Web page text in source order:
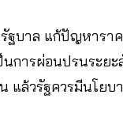
ฐบาล แก้ปัญหารา
นการผ่อนปรนระย
แล้วรัฐควรมีนโยบ